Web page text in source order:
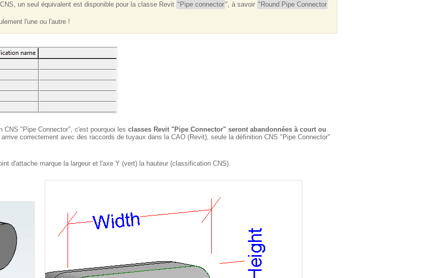
un seul équivalent est disponible pour la classe Revit "Pipe connector", à savoir "Round Pipe Connector
l'une ou l'autre !
CNS "Pipe Connector", c'est pourquoi les classes Revit "Pipe Connector" seront abandonnées à court ou
correctement avec des raccords de tuyaux dans la CAO (Revit), seule la définition CNS "Pipe Connector"
d'attache marque la largeur et l'axe Y (vert) la hauteur (classification CNS).